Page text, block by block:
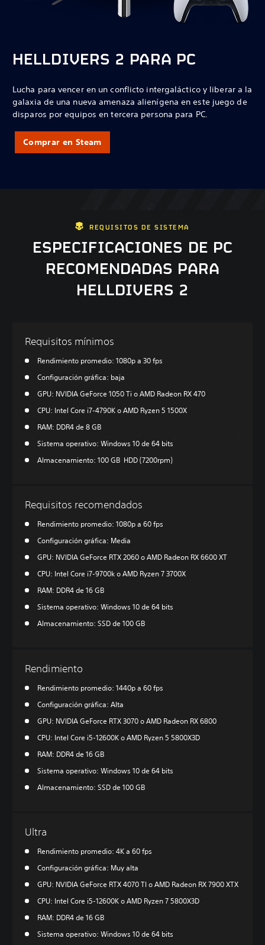
HELLDIVERS 2 PARA PC
Lucha para vencer en un conflicto intergaláctico y liberar a la
galaxia de una nueva amenaza alienígena en este juego de
disparos por equipos en tercera persona para PC.
Comprar en Steam
REQUISITOS DE SISTEMA
ESPECIFICACIONES DE PC
RECOMENDADAS PARA
HELLDIVERS 2
Requisitos mínimos
Rendimiento promedio: 1080p a 30 fps
Configuración gráfica: baja
GPU: NVIDIA GeForce 1050 Ti o AMD Radeon RX 470
CPU: Intel Core i7-4790K o AMD Ryzen 5 1500X
RAM: DDR4 de 8 GB
Sistema operativo: Windows 10 de 64 bits
Almacenamiento: 100 GB HDD (7200rpm)
Requisitos recomendados
Rendimiento promedio: 1080p a 60 fps
Configuración gráfica: Media
GPU: NVIDIA GeForce RTX 2060 o AMD Radeon RX 6600 XT
CPU: Intel Core i7-9700k o AMD Ryzen 7 3700X
RAM: DDR4 de 16 GB
Sistema operativo: Windows 10 de 64 bits
Almacenamiento: SSD de 100 GB
Rendimiento
Rendimiento promedio: 1440p a 60 fps
Configuración gráfica: Alta
GPU: NVIDIA GeForce RTX 3070 o AMD Radeon RX 6800
CPU: Intel Core i5-12600K o AMD Ryzen 5 5800X3D
RAM: DDR4 de 16 GB
Sistema operativo: Windows 10 de 64 bits
Almacenamiento: SSD de 100 GB
Ultra
Rendimiento promedio: 4K a 60 fps
Configuración gráfica: Muy alta
GPU: NVIDIA GeForce RTX 4070 TI o AMD Radeon RX 7900 XTX
CPU: Intel Core i5-12600K o AMD Ryzen 7 5800X3D
RAM: DDR4 de 16 GB
Sistema operativo: Windows 10 de 64 bits